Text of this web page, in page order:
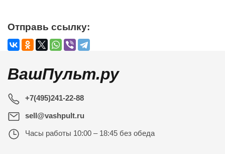
Отправь ссылку:
ВашПульт.ру
+7(495)241-22-88
sell@vashpult.ru
Часы работы 10:00 – 18:45 без обеда